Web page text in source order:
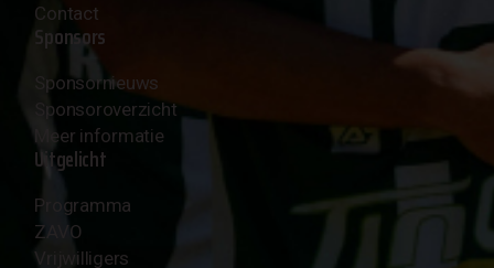
Contact
Sponsors
Sponsornieuws
Sponsoroverzicht
Meer informatie
Uitgelicht
Programma
ZAVO
Vrijwilligers